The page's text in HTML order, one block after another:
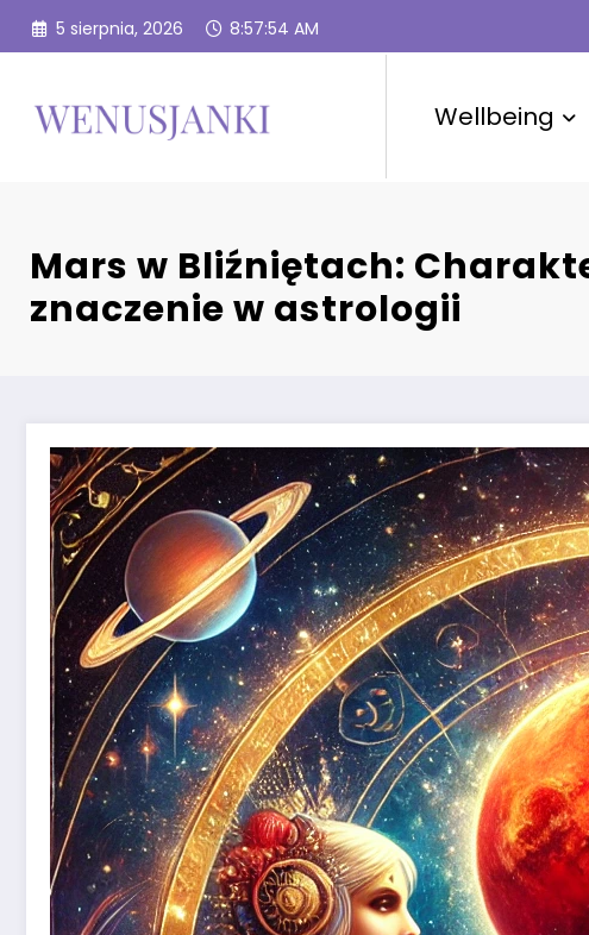
Przejdź
5 sierpnia, 2026 8:57:56 AM
Wellbeing
Mars w Bliźniętach:
znaczenie w astrologii